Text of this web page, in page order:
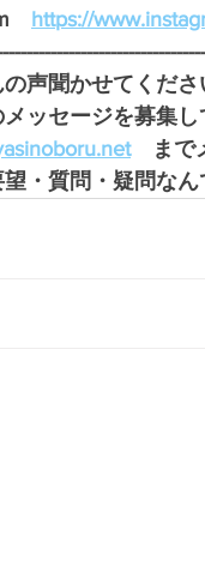
https://
声聞かせてくださ
ッセージを募集し
までメ
・質問・疑問なん